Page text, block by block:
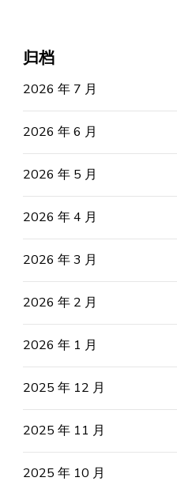
归档
2026 年 7 月
2026 年 6 月
2026 年 5 月
2026 年 4 月
2026 年 3 月
2026 年 2 月
2026 年 1 月
2025 年 12 月
2025 年 11 月
2025 年 10 月